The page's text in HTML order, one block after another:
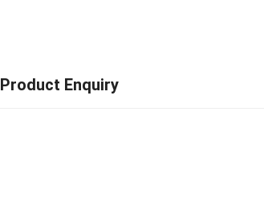
Product Enquiry